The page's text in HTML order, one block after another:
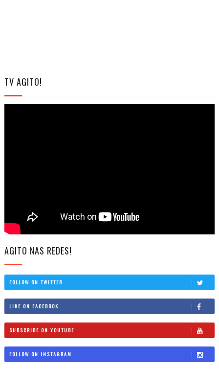
TV AGITO!
AGITO NAS REDES!
FOLLOW ON TWITTER
LIKE ON FACEBOOK
SUBSCRIBE ON YOUTUBE
FOLLOW ON INSTAGRAM